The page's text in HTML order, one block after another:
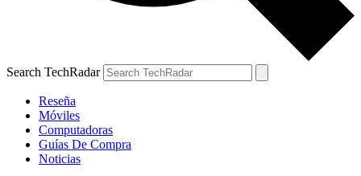
Search TechRadar
Reseña
Móviles
Computadoras
Guías De Compra
Noticias